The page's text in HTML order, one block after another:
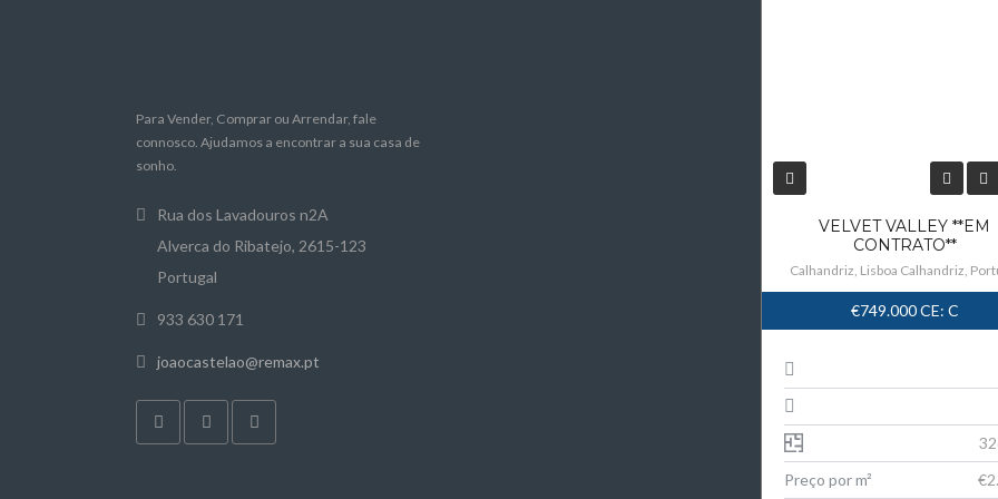
Para Vender, Comprar ou Arrendar, fale
connosco. Ajudamos a encontrar a sua casa de
sonho.
Rua dos Lavadouros n2A
Alverca do Ribatejo, 2615-123
Portugal
933 630 171
joaocastelao@remax.pt
VELVET VALLEY **EM
CONTRATO**
Calhandriz, Lisboa Calhandriz,
€749.000CE: C
Preço por m²